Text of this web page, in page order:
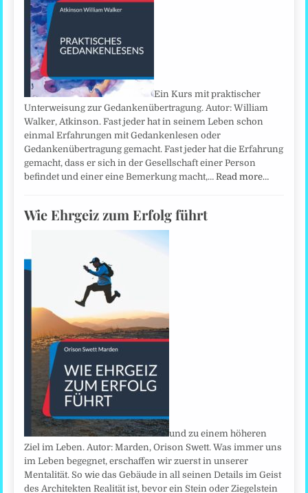
Ein Kurs mit praktischer
Unterweisung zur Gedankenübertragung. Autor: William
Walker, Atkinson. Fast jeder hat in seinem Leben schon
einmal Erfahrungen mit Gedankenlesen oder
Gedankenübertragung gemacht. Fast jeder hat die Erfahrung
gemacht, dass er sich in der Gesellschaft einer Person
befindet und einer eine Bemerkung macht,…Read more…
Wie Ehrgeiz zum Erfolg führt
und zu einem höheren
Ziel im Leben. Autor: Marden, Orison Swett. Was immer uns
im Leben begegnet, erschaffen wir zuerst in unserer
Mentalität. So wie das Gebäude in all seinen Details im Geist
des Architekten Realität ist, bevor ein Stein oder Ziegelstein